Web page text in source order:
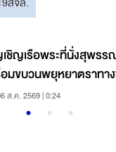
ชิญเรือพระที่นั่งสุพรร
มขบวนพยุหยาตราทา
ส.ค. 2569 | 0:24